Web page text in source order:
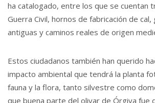
ha catalogado, entre los que se cuentan
Guerra Civil, hornos de fabricación de cal,
antiguas y caminos reales de origen
Estos ciudadanos también han querido
impacto ambiental que tendrá la planta
fauna y la flora, tanto silvestre como
que buena parte del olivar de Órgiva fue